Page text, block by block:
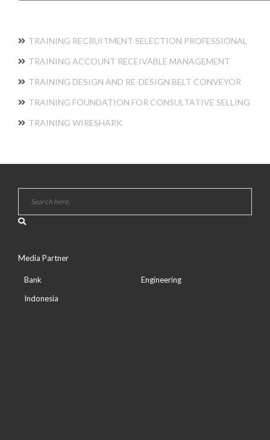
TRAINING RECRUITMENT SELECTION PROFESSIONAL
TRAINING ACCOUNT RECEIVABLE MANAGEMENT
TRAINING DESIGN AND RE-DESIGN BELT CONVEYOR
TRAINING FOUNDATION FOR CONSULTATIVE SELLING
TRAINING WIRESHARK
Media Partner
Bank
Indonesia
Engineering